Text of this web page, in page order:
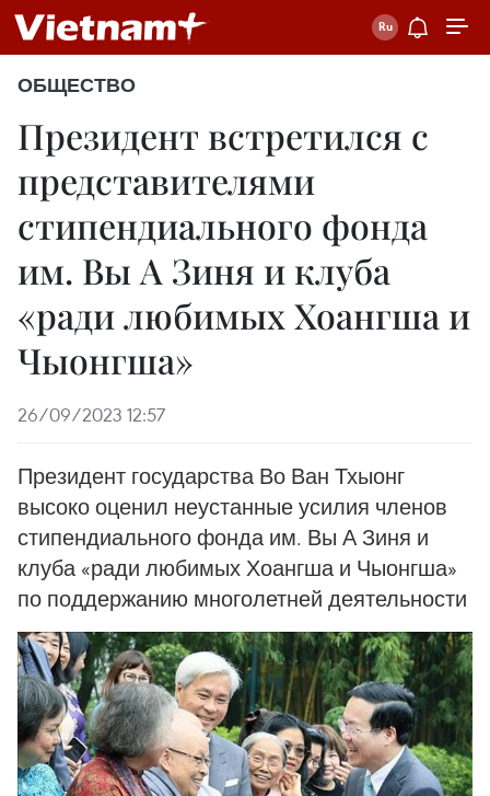
ОБЩЕСТВО
Президент встретился с
представителями
стипендиального фонда
им. Вы А Зиня и клуба
«ради любимых Хоангша и
Чыонгша»
26/09/2023 12:57
Президент государства Во Ван Тхыонг
высоко оценил неустанные усилия членов
стипендиального фонда им. Вы А Зиня и
клуба «ради любимых Хоангша и Чыонгша»
по поддержанию многолетней деятельности